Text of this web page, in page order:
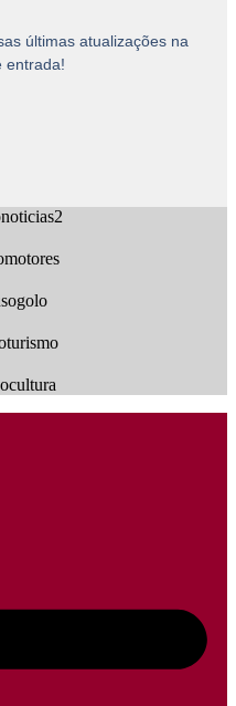
últimas atualizações na
entrada!